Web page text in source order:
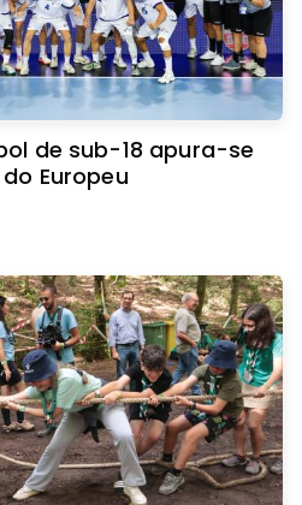
de sub-18 apura-se
Europeu